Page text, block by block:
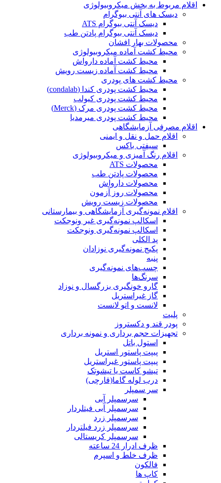
اقلام مربوط به بخش میکروبیولوژی
دیسک های آنتی بیوگرام
دیسک آنتی بیوگرام ATS
دیسک آنتی بیوگرام پادتن طب
محصولات بهار افشان
محیط کشت آماده میکروبیولوژی
محیط کشت آماده دارواش
محیط کشت آماده زیست رویش
محیط کشت های پودری
محیط کشت پودری کندا (condalab)
محیط کشت پودری کیولب
محیط کشت پودری مرک (Merck)
محیط کشت پودری میرمدیا
اقلام مصرفی آزمایشگاهی
اقلام حمل و نقل و ایمنی
سیفتی باکس
اقلام رنگ آمیزی و میکروبیولوژی
محصولات ATS
محصولات پادتن طب
محصولات دارواش
محصولات روز آزمون
محصولات زیست رویش
اقلام نمونه‌گیری آزمایشگاهی و بیمارستانی
اسکالپ نمونه‌گیری غیر ونوجکت
اسکالپ نمونه‌گیری ونوجکت
پد الکلی
پکیج نمونه‌گیری نوزادان
پنبه
چسب‌های نمونه‎‌گیری
سرنگ‌ها
گارو خونگیری بزرگسال و نوزاد
گاز غیراستریل
لانست و اتو لانست
پلیت
پودر قند و دکستروز
تجهیزات حجم برداری و نمونه برداری
استول باتل
پیپت پاستور استریل
پیپت پاستور غیراستریل
تیشو کاست یا تیشوتک
درب لوله گاما(قارچی)
سر سمپلر
سرسمپلر آبی
سرسمپلر آبی فیتلردار
سرسمپلر زرد
سرسمپلر زرد فیلتردار
سرسمپلر کریستالی
ظرف ادرار 24 ساعته
ظرف خلط و اسپرم
فالکون
کاپ ها